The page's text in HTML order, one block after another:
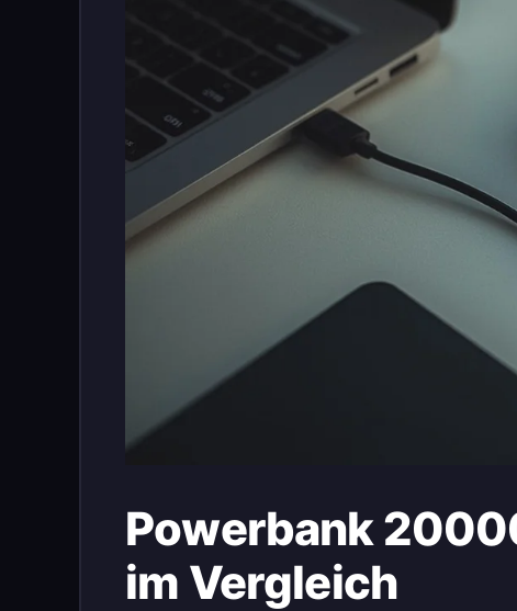
Powerbank
im Vergleich